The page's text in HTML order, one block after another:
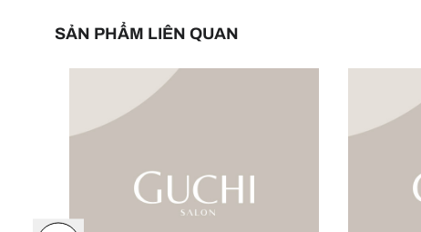
SẢN PHẨM LIÊN QUAN